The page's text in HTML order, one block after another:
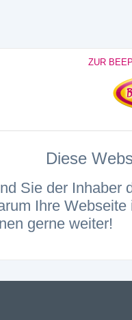
ZUR
Diese
Sie der Inhaber
Ihre
gerne weiter!